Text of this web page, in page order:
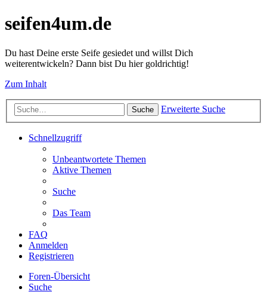
seifen4um.de
Du hast Deine erste Seife gesiedet und willst Dich
weiterentwickeln? Dann bist Du hier goldrichtig!
Zum Inhalt
Suche Erweiterte Suche
Schnellzugriff
Unbeantwortete Themen
Aktive Themen
Suche
Das Team
FAQ
Anmelden
Registrieren
Foren-Übersicht
Suche